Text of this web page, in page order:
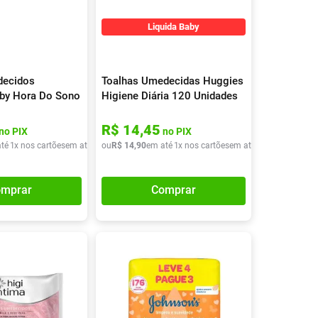
Lenços e Toalhas
Umedecidas
Roupas Íntimas
Talcos
Esponjas
Hora Do Sono
PIX
1x nos cartõesem até x de R$ 24,90
Liquida Baby
Toalhas Umedecidas Huggies
Higiene Diária 120 Unidades
R$ 14,45 no PIX
ou R$ 14,90em até 1x nos cartõesem até
Comprar